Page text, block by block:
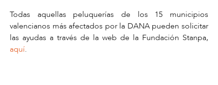
Todas aquellas peluquerías de los 15 municipios
valencianos más afectados por la DANA pueden solicitar
las ayudas a través de la web de la Fundación Stanpa,
aquí.